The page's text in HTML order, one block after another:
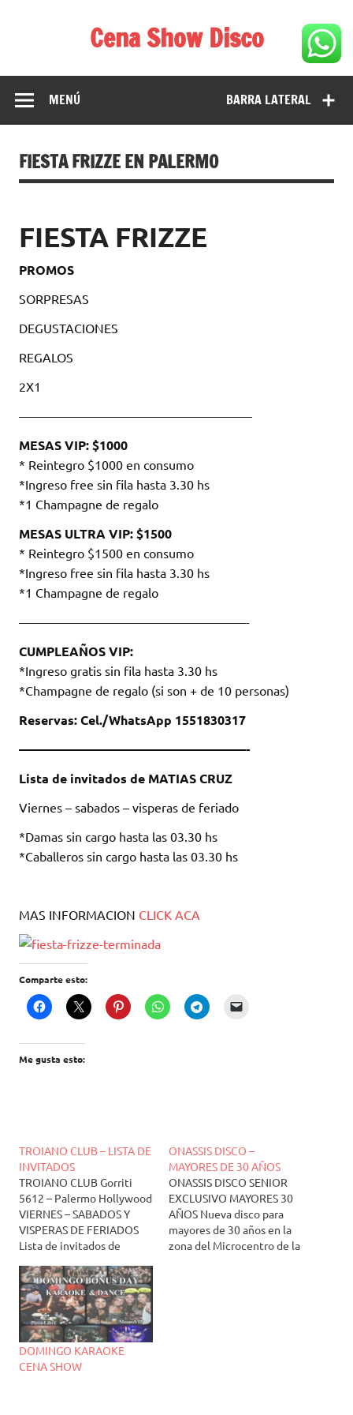
Cena Show Disco
Cena Show Disco – DISCO CENA SHOW GUIA DE
RESTAURANTES
BARRA LATERAL
MENÚ
FIESTA FRIZZE EN PALERMO
FIESTA FRIZZE
PROMOS
SORPRESAS
DEGUSTACIONES
REGALOS
2X1
——————————————————–
MESAS VIP: $1000
* Reintegro $1000 en consumo
*Ingreso free sin fila hasta 3.30 hs
*1 Champagne de regalo
MESAS ULTRA VIP: $1500
* Reintegro $1500 en consumo
*Ingreso free sin fila hasta 3.30 hs
*1 Champagne de regalo
——————————————————-
CUMPLEAÑOS VIP:
*Ingreso gratis sin fila hasta 3.30 hs
*Champagne de regalo (si son + de 10 personas)
Reservas: Cel./WhatsApp 1551830317
——————————————————-
Lista de invitados de MATIAS CRUZ
Viernes – sabados – visperas de feriado
*Damas sin cargo hasta las 03.30 hs
*Caballeros sin cargo hasta las 03.30 hs
MAS INFORMACION CLICK ACA
Comparte esto:
Me gusta esto:
TROIANO CLUB – LISTA DE
INVITADOS
TROIANO CLUB Gorriti
5612 – Palermo Hollywood
VIERNES – SABADOS Y
VISPERAS DE FERIADOS
Lista de invitados de
sabados – visperas de
feriado *Damas sin cargo
hasta las 03.30 hs
*Caballeros sin cargo hasta
las 03.30 hs Poner nombre
apellido y mail de cada
invitado…
ONASSIS DISCO –
MAYORES DE 30 AÑOS
ONASSIS DISCO SENIOR
EXCLUSIVO MAYORES 30
AÑOS Nueva disco para
mayores de 30 años en la
zona del Microcentro de la
DOMINGO KARAOKE
CENA SHOW